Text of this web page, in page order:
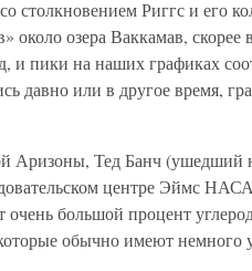
столкновением Риггс и его
озера Ваккамав, скорее
и пики на наших графиках
давно или в другое время,
Аризоны, Тед Банч (ушедший
центре Эймс
большой процент
обычно имеют немного